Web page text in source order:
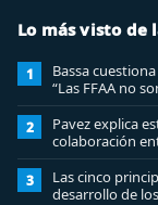
Lo más visto de
1
Bassa
“Las FFAA no
2
Pavez explica
colaboración
analizar”
3
Las cinco
desarrollo de